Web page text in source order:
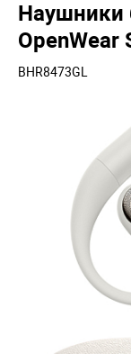
Наушники
BHR8473GL